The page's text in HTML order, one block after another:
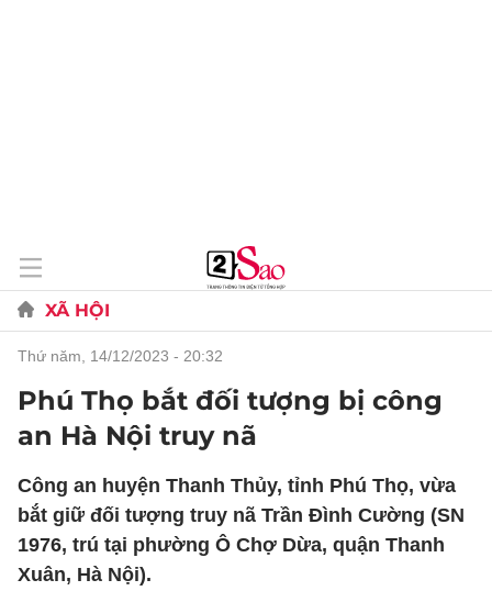
XÃ HỘI
thứ năm, 14/12/2023 - 20:32
Phú Thọ bắt đối tượng bị công
an Hà Nội truy nã
Công an huyện Thanh Thủy, tỉnh Phú Thọ, vừa
bắt giữ đối tượng truy nã Trần Đình Cường (SN
1976, trú tại phường Ô Chợ Dừa, quận Thanh
Xuân, Hà Nội).